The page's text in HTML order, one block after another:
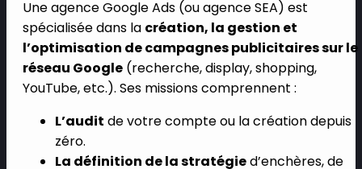
Une agence Google Ads (ou agence SEA) est
spécialisée dans la création, la gestion et
l’optimisation de campagnes publicitaires sur le
réseau Google (recherche, display, shopping,
YouTube, etc.). Ses missions comprennent :
L’audit de votre compte ou la création depuis
zéro.
La définition de la stratégied’enchères, de